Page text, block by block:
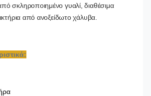
σκληροποιημένο γυαλί, διαθέσιμα
από ανοξείδωτο χάλυβα.